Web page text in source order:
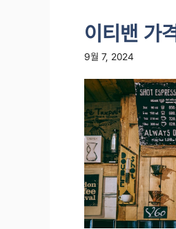
이티밴 가
9월 7, 2024